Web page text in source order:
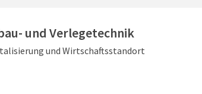
und Verlegetechnik
und Wirtschaftsstandort